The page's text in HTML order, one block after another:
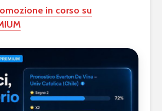
in corso su